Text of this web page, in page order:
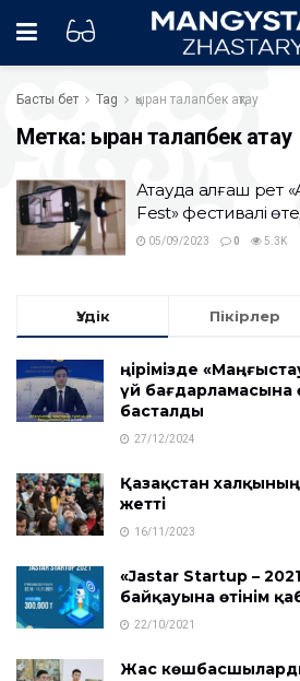
Басты бет Tag қыран талапбек ақтау
Метка: қыран талапбек ақтау
Ақтауда алғаш рет
Fest» фестивалі
05/09/2023 0 5.3K
Үздік Пікірлер
Өңірімізде
үй бағдарламасына
басталды
27/12/2024
Қазақстан
жетті
16/11/2023
«Jastar Startup –
байқауына өтінім
22/10/2021
Жас